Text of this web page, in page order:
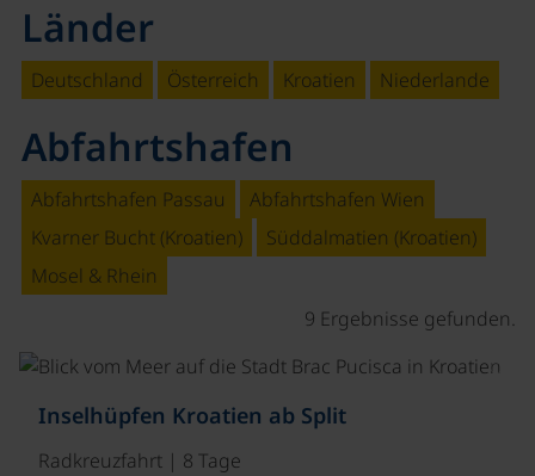
Länder
Deutschland Österreich Kroatien Niederlande
Abfahrtshafen
Abfahrtshafen Passau
Abfahrtshafen Wien
Kvarner Bucht (Kroatien)
Süddalmatien (Kroatien)
Mosel & Rhein
9 Ergebnisse gefunden.
©
Inselhüpfen Kroatien ab Split
Radkreuzfahrt | 8 Tage